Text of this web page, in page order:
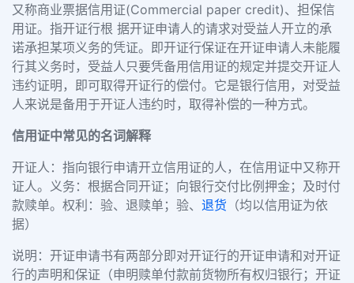
又称商业票据信用证(Commercial paper credit)、担保信
用证。指开证行根 据开证申请人的请求对受益人开立的承
诺承担某项义务的凭证。即开证行保证在开证申请人未能履
行其义务时，受益人只要凭备用信用证的规定并提交开证人
违约证明，即可取得开证行的偿付。它是银行信用，对受益
人来说是备用于开证人违约时，取得补偿的一种方式。
信用证中常见的名词解释
开证人：指向银行申请开立信用证的人，在信用证中又称开
证人。义务：根据合同开证；向银行交付比例押金；及时付
款赎单。权利：验、退赎单；验、 退货 （均以信用证为依
据）
说明：开证申请书有两部分即对开证行的开证申请和对开证
行的声明和保证（申明赎单付款前货物所有权归银行；开证